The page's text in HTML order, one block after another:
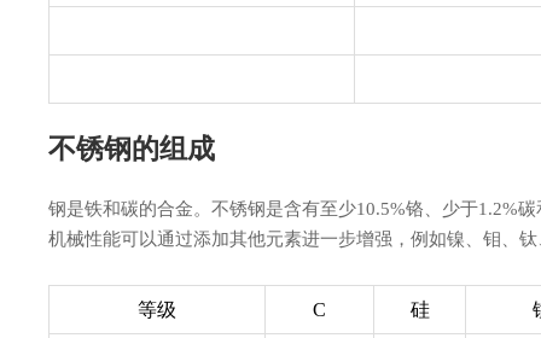
不锈钢的组成
钢是铁和碳的合金。不锈钢是含有至少10.5%铬、少于1.2%
机械性能可以通过添加其他元素进一步增强，例如镍、钼、
等级 C 硅